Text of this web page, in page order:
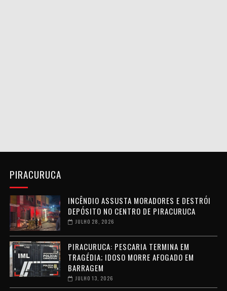
PIRACURUCA
INCÊNDIO ASSUSTA MORADORES E DESTRÓI
DEPÓSITO NO CENTRO DE PIRACURUCA
JULHO 28, 2026
PIRACURUCA: PESCARIA TERMINA EM
TRAGÉDIA; IDOSO MORRE AFOGADO EM
BARRAGEM
JULHO 13, 2026